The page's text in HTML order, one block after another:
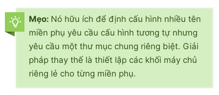
exampledomain\.vn)$;
return 301 https://$name
}
server
{
server_name
"~^(?
<subdomain>\w+)\.exampledomain\.vn$"
if ( $https !=
return 301
Mẹo: Nó hữu ích để định cấu hình nhiều tên
miền phụ yêu cầu cấu hình tương tự nhưng
yêu cầu một thư mục chung riêng biệt. Giải
pháp thay thế là thiết lập các khối máy chủ
riêng lẻ cho từng miền phụ.